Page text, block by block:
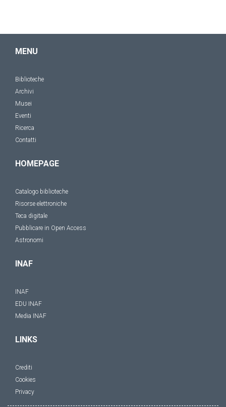
MENU
Biblioteche
Archivi
Musei
Eventi
Ricerca
Contatti
HOMEPAGE
Catalogo biblioteche
Risorse elettroniche
Teca digitale
Pubblicare in Open Access
Astronomi
INAF
INAF
EDU INAF
Media INAF
LINKS
Crediti
Cookies
Privacy